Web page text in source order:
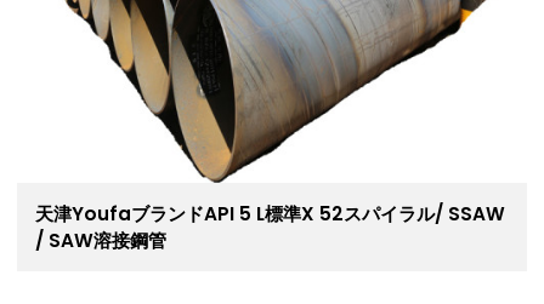
天津YoufaブランドAPI 5 L標準X 52スパイラル/ SSAW
/ SAW溶接鋼管